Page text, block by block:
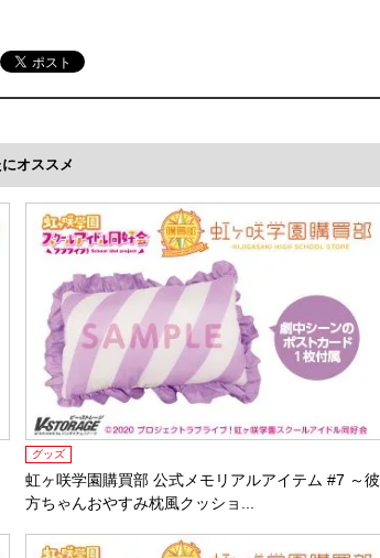
オススメ
グッズ
虹ヶ咲学園購買部 公式メモリアルアイテム #7 ～彼
方ちゃんおやすみ枕風クッショ...